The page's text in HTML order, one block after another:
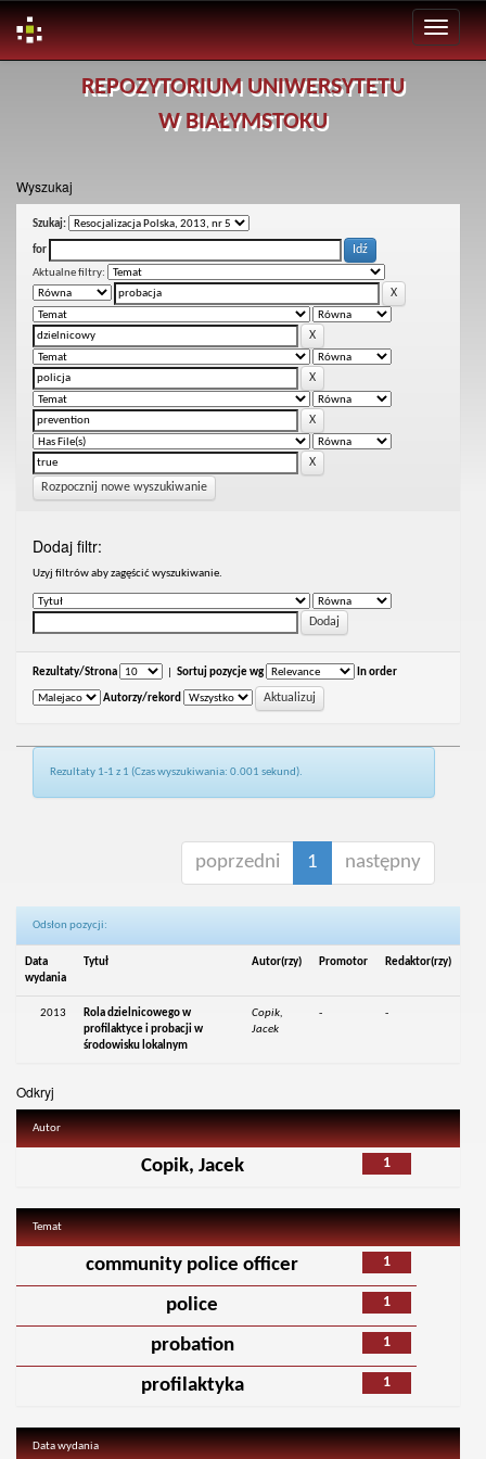
REPOZYTORIUM UNIWERSYTETU
W BIAŁYMSTOKU
Wyszukaj
Szukaj:
for
Aktualne filtry:
Rozpocznij nowe wyszukiwanie
Dodaj filtr:
Uzyj filtrów aby zagęścić wyszukiwanie.
Rezultaty/Strona Sortuj pozycje wg In order
Autorzy/rekord
Rezultaty 1-1 z 1 (Czas wyszukiwania: 0.001 sekund).
poprzedni 1 następny
Odsłon pozycji:
Data
wydania
Tytuł Autor(rzy) Promotor Redaktor(rzy)
2013
Rola dzielnicowego w
profilaktyce i probacji w
środowisku lokalnym
Copik,
Jacek
- -
Odkryj
Autor
1
Copik, Jacek
Temat
1
community police officer
1
police
1
probation
1
profilaktyka
Data wydania